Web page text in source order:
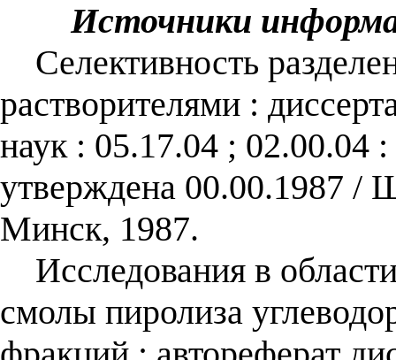
Источники
Селективность
растворителями :
наук : 05.17.04 ; 02.00.04
утверждена 00.00.1987
Минск, 1987.
Исследования в
смолы пиролиза